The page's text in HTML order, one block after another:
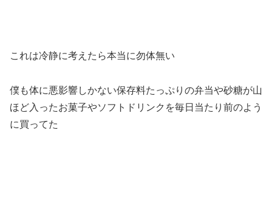
これは冷静に考えたら本当に勿体無い
僕も体に悪影響しかない保存料たっぷりの弁当や砂糖が山
ほど入ったお菓子やソフトドリンクを毎日当たり前のよう
に買ってた